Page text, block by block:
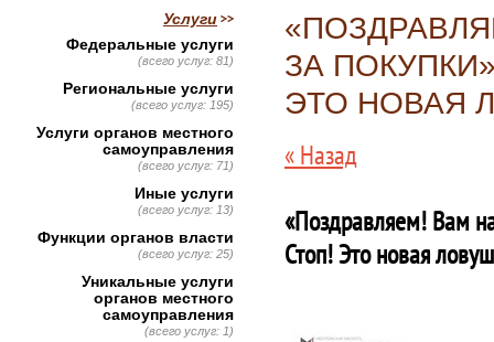
ЗА
ЭТО НОВАЯ
« Назад
«Поздравляем! Вам
Стоп! Это новая
Услуги
Федеральные услуги
(всего услуг: 81)
Региональные услуги
(всего услуг: 195)
Услуги органов местного
самоуправления
(всего услуг: 71)
Иные услуги
(всего услуг: 13)
Функции органов власти
(всего услуг: 25)
Уникальные услуги
органов местного
самоуправления
(всего услуг: 1)